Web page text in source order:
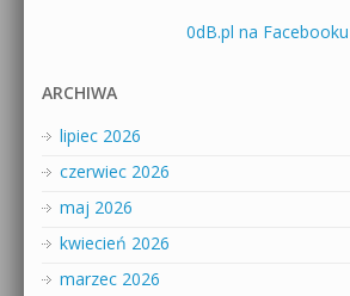
0dB.pl na Facebooku
ARCHIWA
lipiec 2026
czerwiec 2026
maj 2026
kwiecień 2026
marzec 2026